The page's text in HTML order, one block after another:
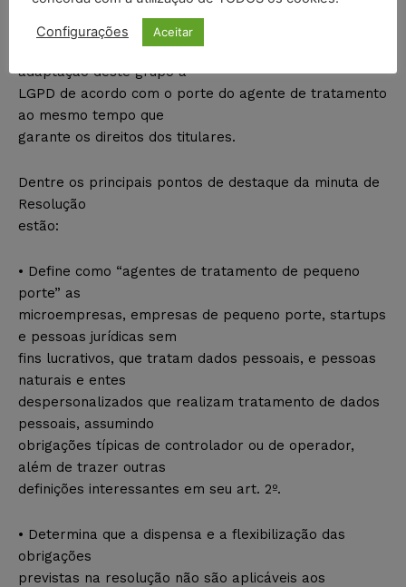
desenvolvimento destes agentes e,
consequentemente, do desenvolvimento do
país, e portanto, propõe equilibrar a flexibilização da
adaptação deste grupo à
LGPD de acordo com o porte do agente de tratamento
ao mesmo tempo que
garante os direitos dos titulares.
Dentre os principais pontos de destaque da minuta de
Resolução
estão:
• Define como “agentes de tratamento de pequeno
porte” as
microempresas, empresas de pequeno porte, startups
e pessoas jurídicas sem
fins lucrativos, que tratam dados pessoais, e pessoas
naturais e entes
despersonalizados que realizam tratamento de dados
pessoais, assumindo
obrigações típicas de controlador ou de operador,
além de trazer outras
definições interessantes em seu art. 2º.
• Determina que a dispensa e a flexibilização das
obrigações
previstas na resolução não são aplicáveis aos
Configurações Aceitar